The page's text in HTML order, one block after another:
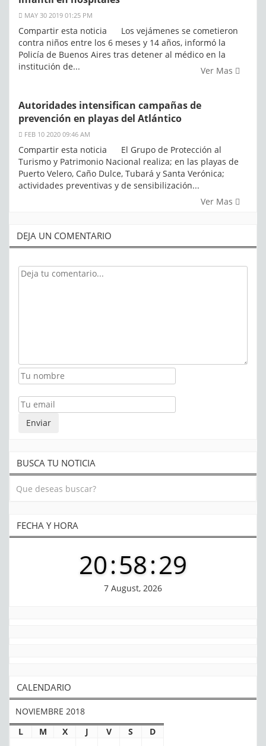
MAY 30 2019 01:25 PM
Compartir esta noticia Los vejámenes se cometieron
contra niños entre los 6 meses y 14 años, informó la
Policía de Buenos Aires tras detener al médico en la
institución de...
Ver Mas
Autoridades intensifican campañas de
prevención en playas del Atlántico
FEB 10 2020 09:46 AM
Compartir esta noticia El Grupo de Protección al
Turismo y Patrimonio Nacional realiza; en las playas de
Puerto Velero, Caño Dulce, Tubará y Santa Verónica;
actividades preventivas y de sensibilización...
Ver Mas
DEJA UN COMENTARIO
BUSCA TU NOTICIA
FECHA Y HORA
20:58:29
7 August, 2026
CALENDARIO
NOVIEMBRE 2018
L
M X J V S
D